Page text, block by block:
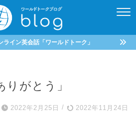
ライン英会話「ワールドトーク」
がとう」
2022年2月25日 / 2022年11月24日